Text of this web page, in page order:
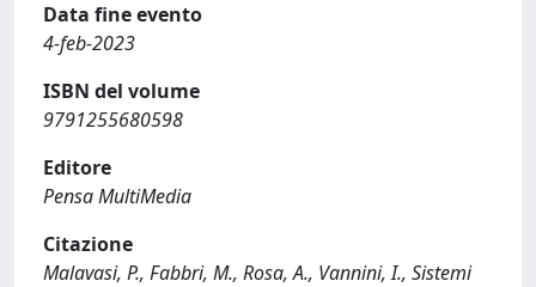
Data fine evento
4-feb-2023
ISBN del volume
9791255680598
Editore
Pensa MultiMedia
Citazione
Malavasi, P., Fabbri, M., Rosa, A., Vannini, I., Sistemi